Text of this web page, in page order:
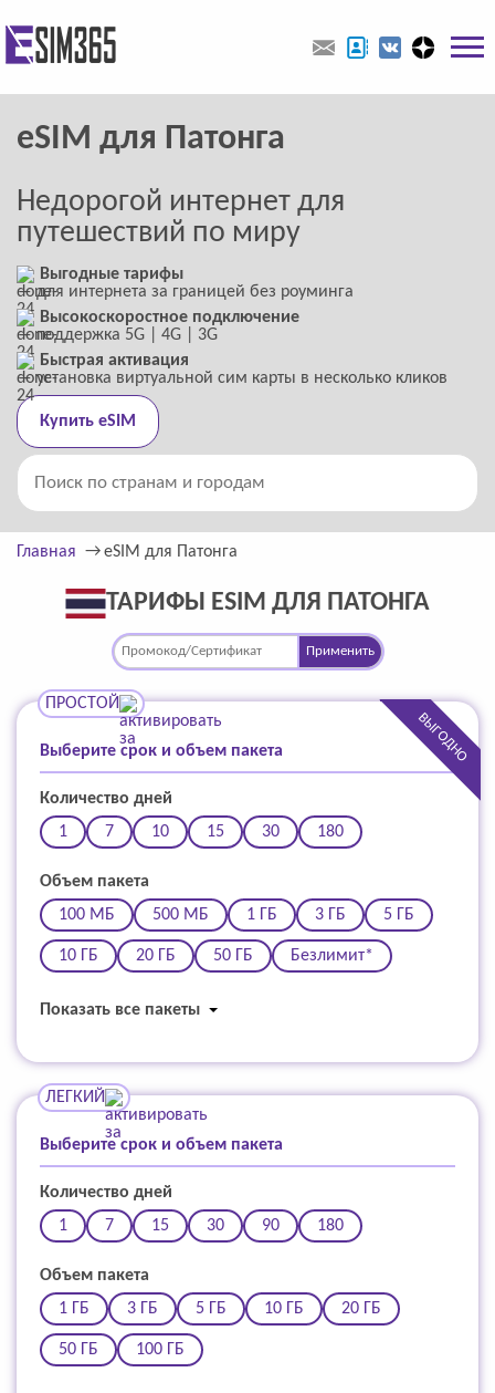
eSIM для Патонга
Недорогой интернет для
путешествий по миру
Выгодные тарифы
― для интернета за границей без роуминга
Высокоскоростное подключение
― поддержка 5G | 4G | 3G
Быстрая активация
― установка виртуальной сим карты в несколько кликов
Купить eSIM
Главная eSIM для Патонга
ТАРИФЫ ESIM ДЛЯ ПАТОНГА
Применить
ВЫГОДНО
ПРОСТОЙ
Выберите срок и объем пакета
Количество дней
1
7 10 15 30 180
Объем пакета
100 МБ
500 МБ 1 ГБ 3 ГБ 5 ГБ
10 ГБ 20 ГБ 50 ГБ Безлимит*
Показать все пакеты
ЛЕГКИЙ
Выберите срок и объем пакета
Количество дней
1
7 15 30 90 180
Объем пакета
1 ГБ
3 ГБ 5 ГБ 10 ГБ 20 ГБ
50 ГБ 100 ГБ